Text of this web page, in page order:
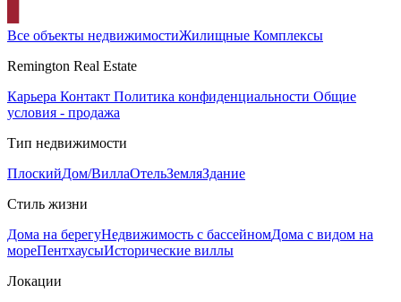
Все объекты недвижимостиЖилищные Комплексы
Remington Real Estate
Карьера Контакт Политика конфиденциальности Общие
условия - продажа
Тип недвижимости
ПлоскийДом/ВиллаОтельЗемляЗдание
Стиль жизни
Дома на берегуНедвижимость с бассейномДома с видом на
мореПентхаусыИсторические виллы
Локации